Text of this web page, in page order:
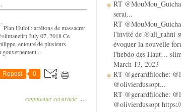
Plan Hulot : arrêtons de massacrer
July 07, 2018 Ce
entouré de plusieurs
Repost 0
commenter cet article …
RT
serai...
RT
l'invité de @ali_rahni
évoquer la nouvelle
l'hebdo des Haut…
March 13, 2023
RT @gerardfiloche:
@olivierdussopt...
RT @gerardfiloche:
@olivierdussopt